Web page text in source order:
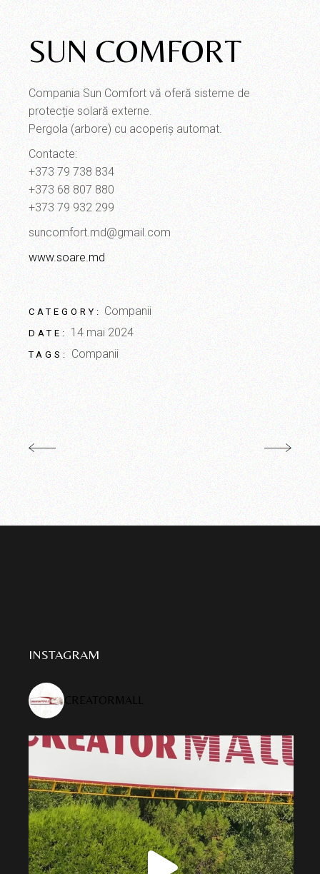
SUN COMFORT
Compania Sun Comfort vă oferă sisteme de
protecție solară externe.
Pergola (arbore) cu acoperiș automat.
Contacte:
+373 79 738 834
+373 68 807 880
+373 79 932 299
suncomfort.md@gmail.com
www.soare.md
CATEGORY: Companii
DATE: 14 mai 2024
TAGS: Companii
INSTAGRAM
CREATORMALL